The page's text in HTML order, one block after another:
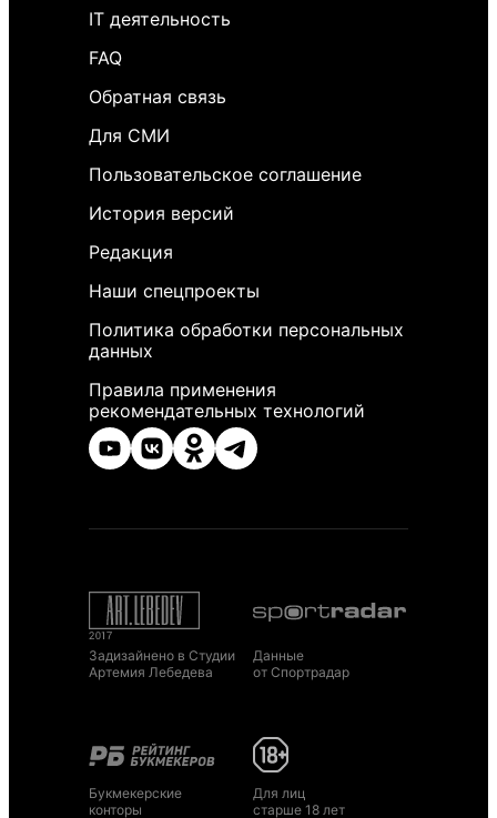
IT деятельность
FAQ
Обратная связь
Для СМИ
Пользовательское соглашение
История версий
Редакция
Наши спецпроекты
Политика обработки персональных
данных
Правила применения
рекомендательных технологий
Задизайнено в Студии
Артемия Лебедева
Данные
от Спортрадар
Букмекерские
конторы
Для лиц
старше 18 лет